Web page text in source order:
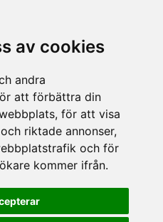
av cookies
andra
att förbättra din
för att visa
riktade annonser,
och för
kommer ifrån.